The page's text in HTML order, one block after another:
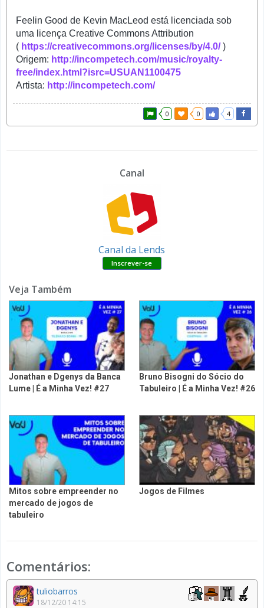
Feelin Good de Kevin MacLeod está licenciada sob
uma licença Creative Commons Attribution
( https://creativecommons.org/licenses/by/4.0/)
Origem: http://incompetech.com/music/royalty-
free/index.html?isrc=USUAN1100475
Artista: http://incompetech.com/
0 0 4
Canal
Canal da Lends
Veja Também
Jonathan e Dgenys da Banca
Lume | É a Minha Vez! #27
Bruno Bisogni do Sócio do
Tabuleiro | É a Minha Vez! #26
Mitos sobre empreender no
mercado de jogos de
tabuleiro
Jogos de Filmes
Comentários:
tuliobarros
18/12/20 14:15